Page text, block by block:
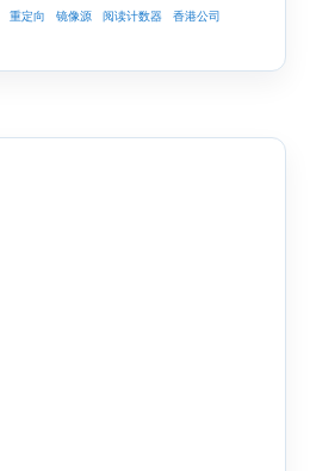
重定向 镜像源 阅读计数器 香港公司